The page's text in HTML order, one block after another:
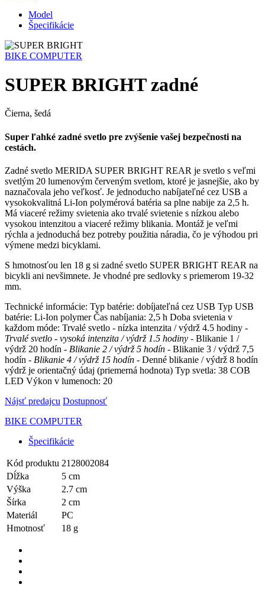
Model
Špecifikácie
BIKE COMPUTER
SUPER BRIGHT zadné
Čierna, šedá
Super ľahké zadné svetlo pre zvýšenie vašej bezpečnosti na
cestách.
Zadné svetlo MERIDA SUPER BRIGHT REAR je svetlo s veľmi
svetlým 20 lumenovým červeným svetlom, ktoré je jasnejšie, ako by
naznačovala jeho veľkosť. Je jednoducho nabíjateľné cez USB a
vysokokvalitná Li-Ion polymérová batéria sa plne nabije za 2,5 h.
Má viaceré režimy svietenia ako trvalé svietenie s nízkou alebo
vysokou intenzitou a viaceré režimy blikania. Montáž je veľmi
rýchla a jednoduchá bez potreby použitia náradia, čo je výhodou pri
výmene medzi bicyklami.
S hmotnosťou len 18 g si zadné svetlo SUPER BRIGHT REAR na
bicykli ani nevšimnete. Je vhodné pre sedlovky s priemerom 19-32
mm.
Technické informácie: Typ batérie: dobíjateľná cez USB Typ USB
batérie: Li-Ion polymer Čas nabíjania: 2,5 h Doba svietenia v
každom móde: Trvalé svetlo - nízka intenzita / výdrž 4.5 hodiny -
Trvalé svetlo - vysoká intenzita / výdrž 1.5 hodiny - Blikanie 1 /
výdrž 20 hodín - Blikanie 2 / výdrž 5 hodín - Blikanie 3 / výdrž 7,5
hodín - Blikanie 4 / výdrž 15 hodín - Denné blikanie / výdrž 8 hodín
výdrž je orientačný údaj (priemerná hodnota) Typ svetla: 38 COB
LED Výkon v lumenoch: 20
Nájsť predajcu Dostupnosť
BIKE COMPUTER
Špecifikácie
Kód produktu 2128002084
Dĺžka
5 cm
Výška
2.7 cm
Šírka
2 cm
Materiál
PC
Hmotnosť
18 g